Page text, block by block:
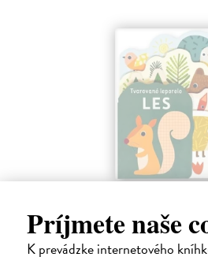
Príjmete naše
K prevádzke internetového
Payne Sally| Kniha
Táto knižka s veselými obrázkami a rôzne
zaujme malé deti a zoznámi ich so